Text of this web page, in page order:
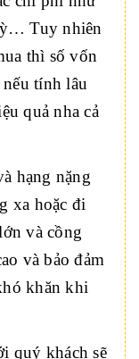
Tuy nhiên
thì số vốn
tính lâu
quả nha cả
hạng nặng
xa hoặc đi
và cồng
và bảo đảm
khăn khi
quý khách sẽ